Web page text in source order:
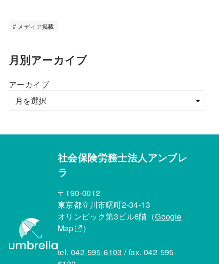
メディア掲載
月別アーカイブ
アーカイブ
社会保険労務士法人アンブレ
ラ
〒190-0012
東京都立川市曙町2-34-13
オリンピック第3ビル6階（Google
Map
）
tel. 042-595-6103 / fax. 042-595-